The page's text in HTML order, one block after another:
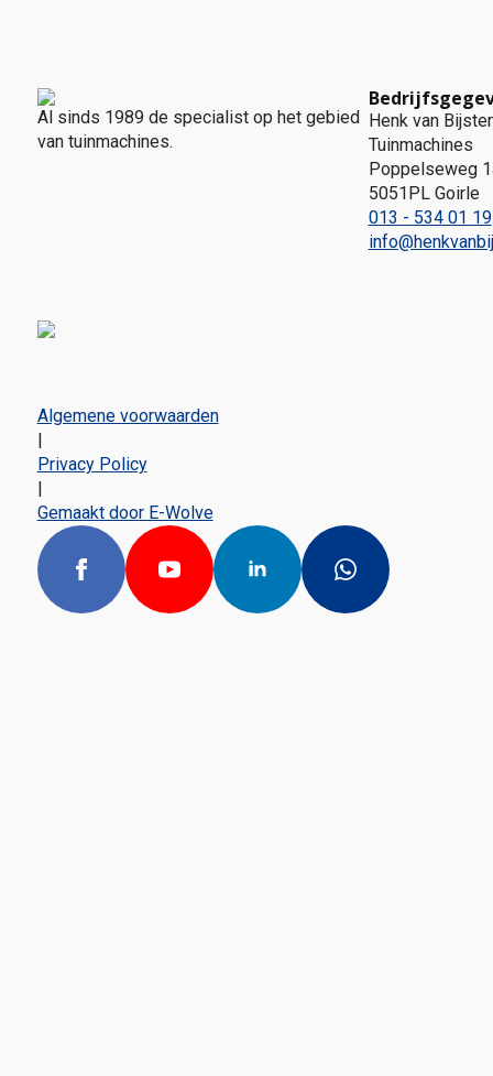
Al sinds 1989 de specialist op het gebied
van tuinmachines.
Henk van
Tuinmachines
Poppelseweg
5051PL Goirle
013 - 534 01 19
Algemene voorwaarden
|
Privacy Policy
|
Gemaakt door E-Wolve